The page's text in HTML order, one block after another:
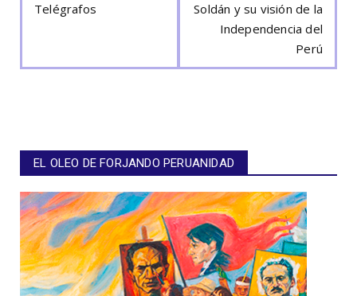
Telégrafos
Soldán y su visión de la
Independencia del
Perú
EL OLEO DE FORJANDO PERUANIDAD